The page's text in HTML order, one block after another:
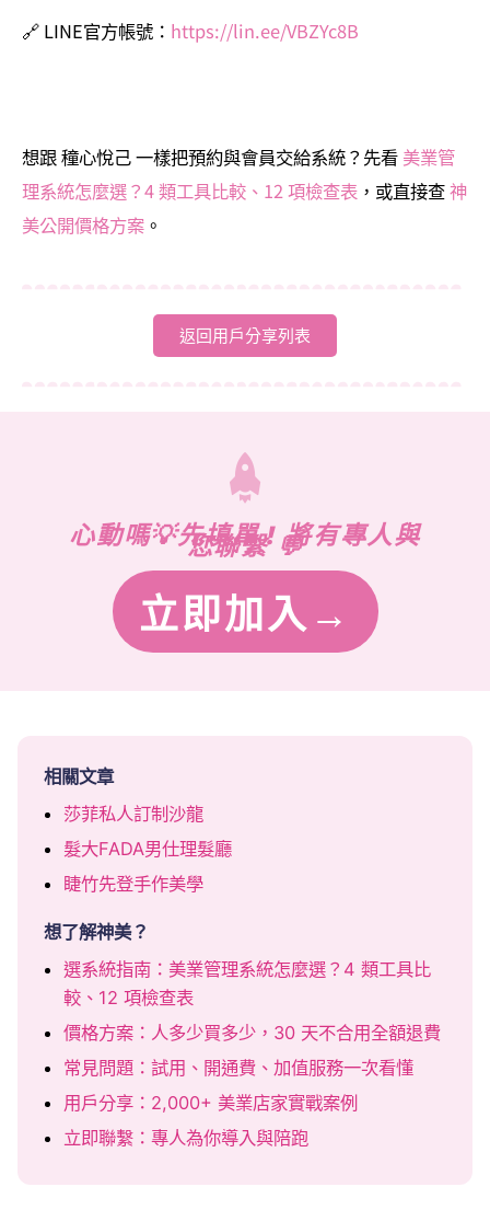
🔗 LINE官方帳號： https://lin.ee/VBZYc8B
想跟 穜心悅己 一樣把預約與會員交給系統？先看 美業管
理系統怎麼選？4 類工具比較、12 項檢查表 ，或直接查神
美公開價格方案 。
返回用戶分享列表
心動嗎💡先填單 ! 將有專人與
您聯繫 💬
立即加入→
相關文章
莎菲私人訂制沙龍
髮大FADA男仕理髮廳
睫竹先登手作美學
想了解神美？
選系統指南：美業管理系統怎麼選？4 類工具比
較、12 項檢查表
價格方案：人多少買多少，30 天不合用全額退費
常見問題：試用、開通費、加值服務一次看懂
用戶分享：2,000+ 美業店家實戰案例
立即聯繫：專人為你導入與陪跑